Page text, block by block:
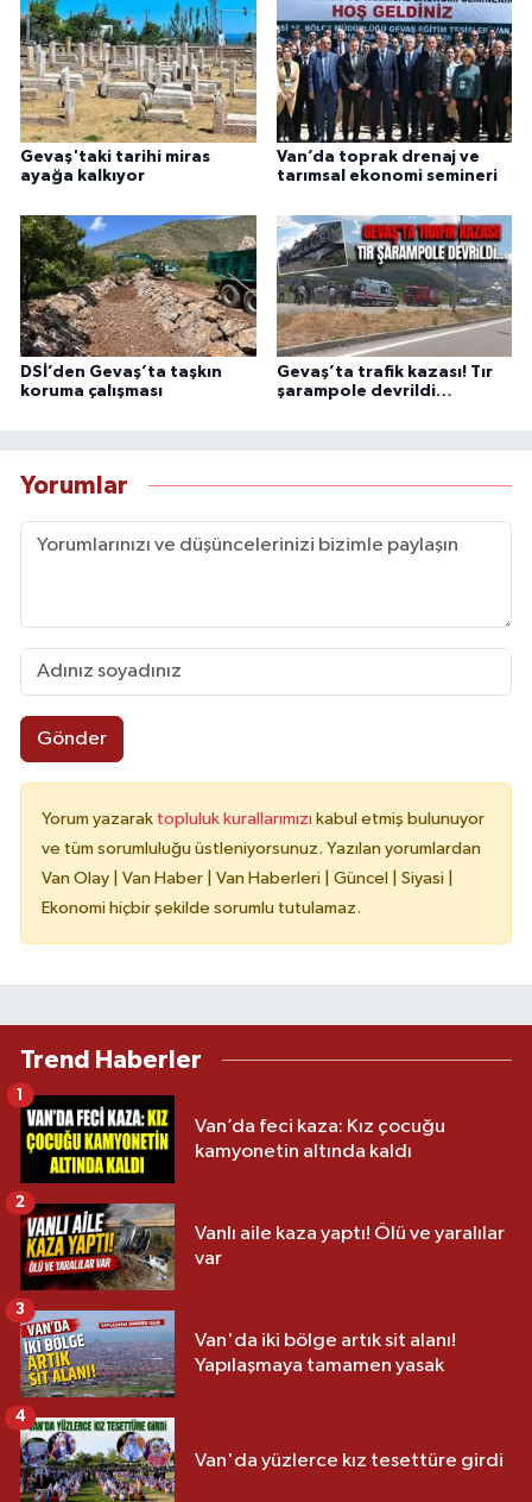
Gevaş'taki tarihi miras
ayağa kalkıyor
Van’da toprak drenaj ve
tarımsal ekonomi semineri
DSİ’den Gevaş’ta taşkın
koruma çalışması
Gevaş’ta trafik kazası! Tır
şarampole devrildi…
Yorumlar
Gönder
Yorum yazarak topluluk kurallarımızı kabul etmiş bulunuyor
ve tüm sorumluluğu üstleniyorsunuz. Yazılan yorumlardan
Van Olay | Van Haber | Van Haberleri | Güncel | Siyasi |
Ekonomi hiçbir şekilde sorumlu tutulamaz.
Trend Haberler
Van’da feci kaza: Kız çocuğu
kamyonetin altında kaldı
1
Vanlı aile kaza yaptı! Ölü ve yaralılar
var
2
Van'da iki bölge artık sit alanı!
Yapılaşmaya tamamen yasak
3
Van'da yüzlerce kız tesettüre girdi
4